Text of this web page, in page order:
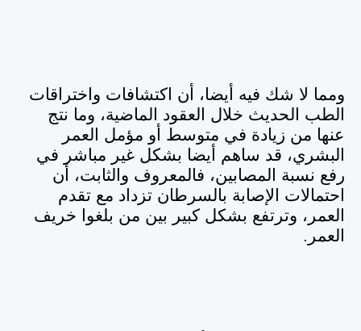
ومما لا شك فيه أيضا، أن اكتشافات واختراقات
الطب الحديث خلال العقود الماضية، وما نتج
عنها من زيادة في متوسط أو مؤمل العمر
البشري، قد ساهم أيضا بشكل غير مباشر في
رفع نسبة المصابين، فالمعروف والثابت، أن
احتمالات الإصابة بالسرطان تزداد مع تقدم
العمر، وترتفع بشكل كبير بين من بلغوا خريف
العمر